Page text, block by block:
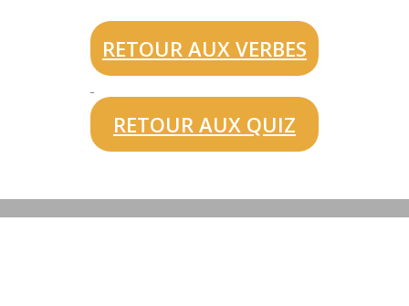
RETOUR AUX VERBES
RETOUR AUX QUIZ